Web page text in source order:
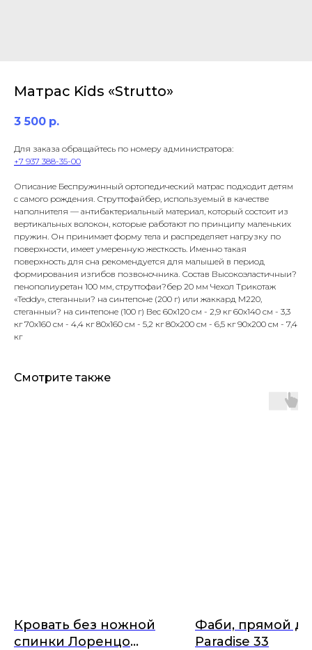
Матрас Kids «Strutto»
3 500 р.
Для заказа обращайтесь по номеру администратора:
+7 937 388-35-00
Описание Беспружинный ортопедический матрас подходит детям
с самого рождения. Струттофайбер, используемый в качестве
наполнителя — антибактериальный материал, который состоит из
вертикальных волокон, которые работают по принципу маленьких
пружин. Он принимает форму тела и распределяет нагрузку по
поверхности, имеет умеренную жесткость. Именно такая
поверхность для сна рекомендуется для малышей в период
формирования изгибов позвоночника. Состав Высокоэластичныи?
пенополиуретан 100 мм, струттофаи?бер 20 мм Чехол Трикотаж
«Teddy», стеганныи? на синтепоне (200 г) или жаккард M220,
стеганныи? на синтепоне (100 г) Вес 60x120 см - 2,9 кг 60x140 см - 3,3
кг 70x160 см - 4,4 кг 80x160 см - 5,2 кг 80x200 см - 6,5 кг 90x200 см - 7,4
кг
Смотрите также
Кровать без ножной
спинки Лоренцо
Фаби, прямой
Paradise 33